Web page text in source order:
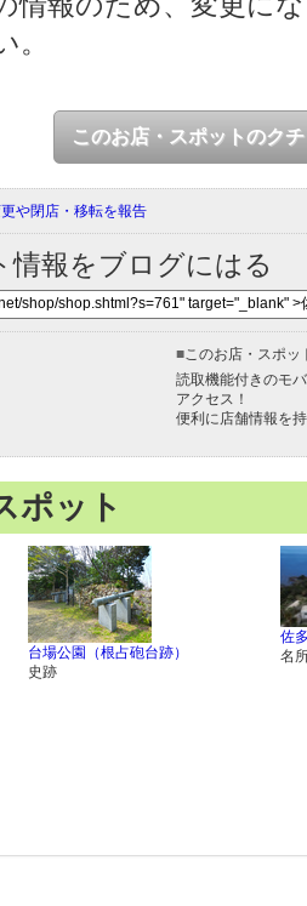
。
このお店・スポットのク
や閉店・移転を報告
情報をブログにはる
■ このお店・スポ
読取機能付きのモ
アクセス！
便利に店舗情報を
ポット
台場公園（根占砲台跡）
史跡
佐
名